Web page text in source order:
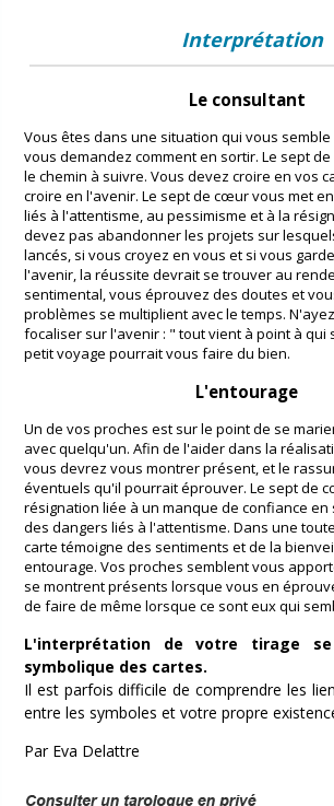
Interprétation
Le consultant
Vous êtes dans une situation qui vous
vous demandez comment en sortir. Le sept
le chemin à suivre. Vous devez croire en vos
croire en l'avenir. Le sept de cœur vous met
liés à l'attentisme, au pessimisme et à la
devez pas abandonner les projets sur
lancés, si vous croyez en vous et si vous
l'avenir, la réussite devrait se trouver au
sentimental, vous éprouvez des doutes et
problèmes se multiplient avec le temps.
focaliser sur l'avenir : " tout vient à point à qui
petit voyage pourrait vous faire du bien.
L'entourage
Un de vos proches est sur le point de se
avec quelqu'un. Afin de l'aider dans la
vous devrez vous montrer présent, et le
éventuels qu'il pourrait éprouver. Le sept de
résignation liée à un manque de confiance en
des dangers liés à l'attentisme. Dans une
carte témoigne des sentiments et de la
entourage. Vos proches semblent vous
se montrent présents lorsque vous en
de faire de même lorsque ce sont eux qui
L'interprétation de votre tirage
symbolique des cartes.
Il est parfois difficile de comprendre les
entre les symboles et votre propre
Par Eva Delattre